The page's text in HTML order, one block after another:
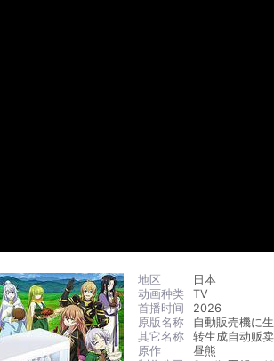
地区
日本
动画种类
TV
首播时间
2026
原版名称
自動販売機に
其它名称
转生成自动贩
原作
昼熊